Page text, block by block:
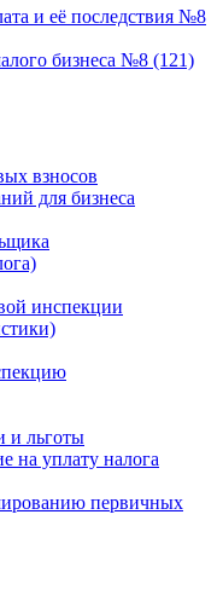
и её последствия №8
бизнеса №8 (121)
взносов
для бизнеса
инспекции
и льготы
на уплату налога
первичных